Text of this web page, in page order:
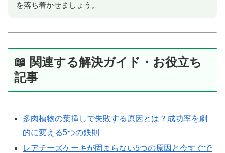
を落ち着かせましょう。
📖 関連する解決ガイド・お役立ち
記事
多肉植物の葉挿しで失敗する原因とは？成功率を劇
的に変える5つの鉄則
レアチーズケーキが固まらない5つの原因と今すぐで